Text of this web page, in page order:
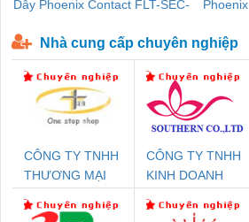
Dây Phoenix Contact FLT-SEC-
Nhà cung cấp chuyên nghiệp
CÔNG TY TNHH
THƯƠNG MẠI
NAM
CÔNG TY TNHH
KINH DOANH
PHƯƠNG NAM